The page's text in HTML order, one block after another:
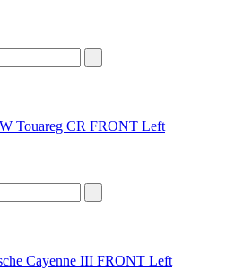
Touareg CR FRONT Left
Cayenne III FRONT Left